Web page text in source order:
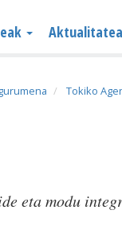
Aktualitatea
Tokiko
eta modu